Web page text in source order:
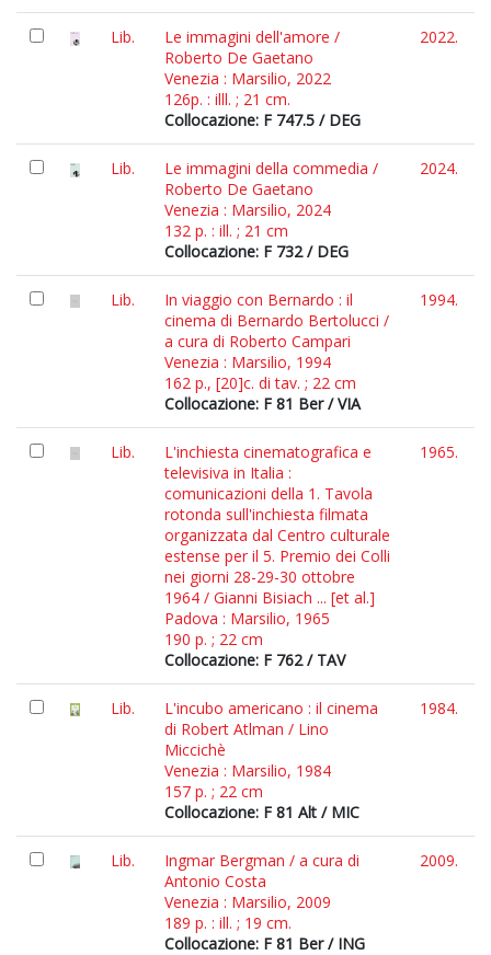
Lib.
Le immagini dell'amore /
Roberto De Gaetano
Venezia : Marsilio, 2022
126p. : illl. ; 21 cm.
Collocazione: F 747.5 / DEG
2022.
Lib.
Le immagini della commedia /
Roberto De Gaetano
Venezia : Marsilio, 2024
132 p. : ill. ; 21 cm
Collocazione: F 732 / DEG
2024.
Lib.
In viaggio con Bernardo : il
cinema di Bernardo Bertolucci /
a cura di Roberto Campari
Venezia : Marsilio, 1994
162 p., [20]c. di tav. ; 22 cm
Collocazione: F 81 Ber / VIA
1994.
Lib.
L'inchiesta cinematografica e
televisiva in Italia :
comunicazioni della 1. Tavola
rotonda sull'inchiesta filmata
organizzata dal Centro culturale
estense per il 5. Premio dei Colli
nei giorni 28-29-30 ottobre
1964 / Gianni Bisiach ... [et al.]
Padova : Marsilio, 1965
190 p. ; 22 cm
Collocazione: F 762 / TAV
1965.
Lib.
L'incubo americano : il cinema
di Robert Atlman / Lino
Miccichè
Venezia : Marsilio, 1984
157 p. ; 22 cm
Collocazione: F 81 Alt / MIC
1984.
Lib.
Ingmar Bergman / a cura di
Antonio Costa
Venezia : Marsilio, 2009
189 p. : ill. ; 19 cm.
Collocazione: F 81 Ber / ING
2009.